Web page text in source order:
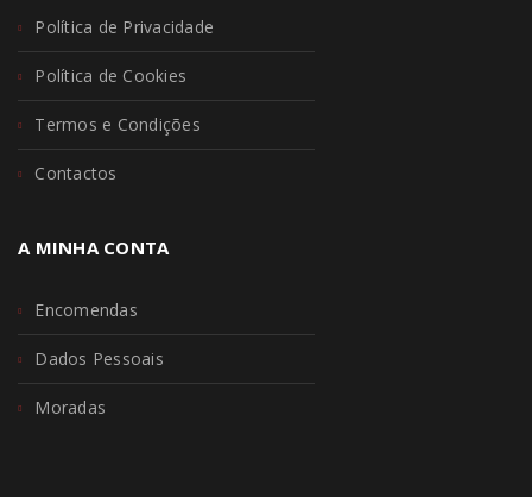
Política de Privacidade
Política de Cookies
Termos e Condições
Contactos
A MINHA CONTA
Encomendas
Dados Pessoais
Moradas